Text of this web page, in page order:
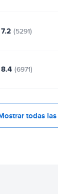
7.2 (5291)
8.4 (6971)
todas